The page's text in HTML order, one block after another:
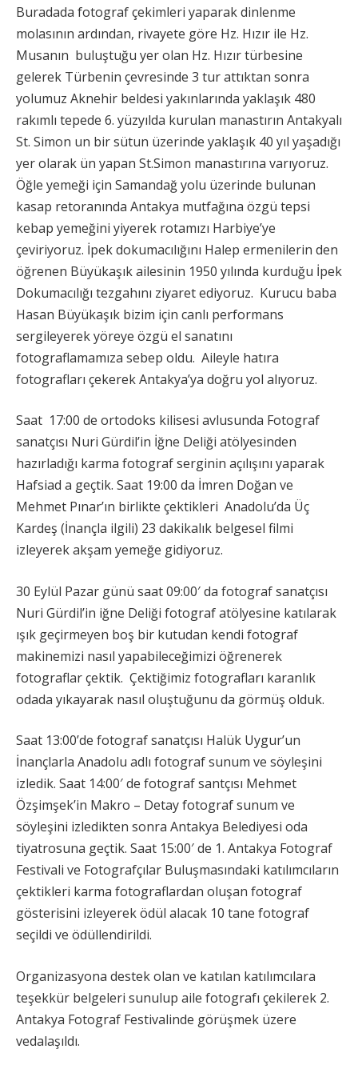
Buradada fotograf çekimleri yaparak dinlenme
molasının ardından, rivayete göre Hz. Hızır ile Hz.
Musanın buluştuğu yer olan Hz. Hızır türbesine
gelerek Türbenin çevresinde 3 tur attıktan sonra
yolumuz Aknehir beldesi yakınlarında yaklaşık 480
rakımlı tepede 6. yüzyılda kurulan manastırın Antakyalı
St. Simon un bir sütun üzerinde yaklaşık 40 yıl yaşadığı
yer olarak ün yapan St.Simon manastırına varıyoruz.
Öğle yemeği için Samandağ yolu üzerinde bulunan
kasap retoranında Antakya mutfağına özgü tepsi
kebap yemeğini yiyerek rotamızı Harbiye’ye
çeviriyoruz. İpek dokumacılığını Halep ermenilerin den
öğrenen Büyükaşık ailesinin 1950 yılında kurduğu İpek
Dokumacılığı tezgahını ziyaret ediyoruz. Kurucu baba
Hasan Büyükaşık bizim için canlı performans
sergileyerek yöreye özgü el sanatını
fotograflamamıza sebep oldu. Aileyle hatıra
fotografları çekerek Antakya’ya doğru yol alıyoruz.
Saat 17:00 de ortodoks kilisesi avlusunda Fotograf
sanatçısı Nuri Gürdil’in İğne Deliği atölyesinden
hazırladığı karma fotograf serginin açılışını yaparak
Hafsiad a geçtik. Saat 19:00 da İmren Doğan ve
Mehmet Pınar’ın birlikte çektikleri Anadolu’da Üç
Kardeş (İnançla ilgili) 23 dakikalık belgesel filmi
izleyerek akşam yemeğe gidiyoruz.
30 Eylül Pazar günü saat 09:00′ da fotograf sanatçısı
Nuri Gürdil’in iğne Deliği fotograf atölyesine katılarak
ışık geçirmeyen boş bir kutudan kendi fotograf
makinemizi nasıl yapabileceğimizi öğrenerek
fotograflar çektik. Çektiğimiz fotografları karanlık
odada yıkayarak nasıl oluştuğunu da görmüş olduk.
Saat 13:00’de fotograf sanatçısı Halük Uygur’un
İnançlarla Anadolu adlı fotograf sunum ve söyleşini
izledik. Saat 14:00′ de fotograf santçısı Mehmet
Özşimşek’in Makro – Detay fotograf sunum ve
söyleşini izledikten sonra Antakya Belediyesi oda
tiyatrosuna geçtik. Saat 15:00′ de 1. Antakya Fotograf
Festivali ve Fotografçılar Buluşmasındaki katılımcıların
çektikleri karma fotograflardan oluşan fotograf
gösterisini izleyerek ödül alacak 10 tane fotograf
seçildi ve ödüllendirildi.
Organizasyona destek olan ve katılan katılımcılara
teşekkür belgeleri sunulup aile fotografı çekilerek 2.
Antakya Fotograf Festivalinde görüşmek üzere
vedalaşıldı.